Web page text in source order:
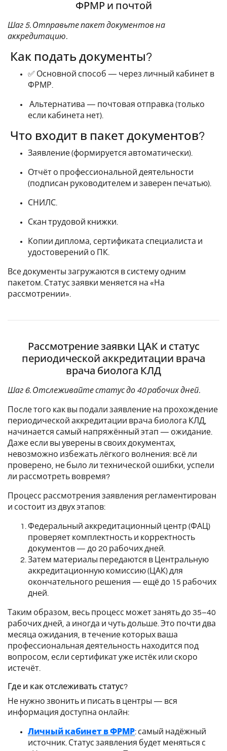
ФРМР и почтой
Шаг 5. Отправьте пакет документов на
аккредитацию.
Как подать документы?
✅ Основной способ — через личный кабинет в
ФРМР.
Альтернатива — почтовая отправка (только
если кабинета нет).
Что входит в пакет документов?
Заявление (формируется автоматически).
Отчёт о профессиональной деятельности
(подписан руководителем и заверен печатью).
СНИЛС.
Скан трудовой книжки.
Копии диплома, сертификата специалиста и
удостоверений о ПК.
Все документы загружаются в систему одним
пакетом. Статус заявки меняется на «На
рассмотрении».
Рассмотрение заявки ЦАК и статус
периодической аккредитации врача
врача биолога КЛД
Шаг 6. Отслеживайте статус до 40 рабочих дней.
После того как вы подали заявление на прохождение
периодической аккредитации врача биолога КЛД,
начинается самый напряжённый этап — ожидание.
Даже если вы уверены в своих документах,
невозможно избежать лёгкого волнения: всё ли
проверено, не было ли технической ошибки, успели
ли рассмотреть вовремя?
Процесс рассмотрения заявления регламентирован
и состоит из двух этапов:
Федеральный аккредитационный центр (ФАЦ)
проверяет комплектность и корректность
документов — до 20 рабочих дней.
Затем материалы передаются в Центральную
аккредитационную комиссию (ЦАК) для
окончательного решения — ещё до 15 рабочих
дней.
Таким образом, весь процесс может занять до 35–40
рабочих дней, а иногда и чуть дольше. Это почти два
месяца ожидания, в течение которых ваша
профессиональная деятельность находится под
вопросом, если сертификат уже истёк или скоро
истечёт.
Где и как отслеживать статус?
Не нужно звонить и писать в центры — вся
информация доступна онлайн:
Личный кабинет в ФРМР: самый надёжный
источник. Статус заявления будет меняться с